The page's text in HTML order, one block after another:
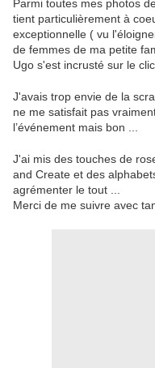
Parmi toutes mes photos
tient particulièrement à
exceptionnelle ( vu
de femmes de ma petite
Ugo s'est incrusté sur le
J'avais trop envie de la
ne me satisfait pas
l’événement mais bon ...
J'ai mis des touches de
and Create et des
agrémenter le tout ...
Merci de me suivre avec